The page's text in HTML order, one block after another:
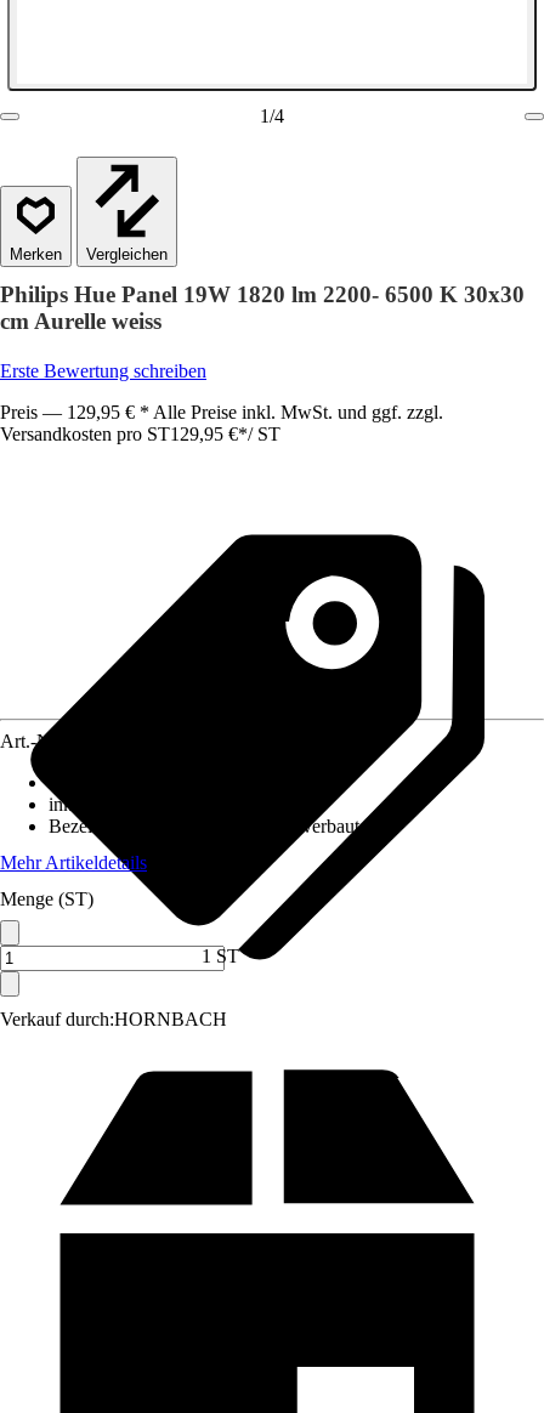
1/4
Vergleichen
Philips Hue Panel 19W 1820 lm 2200- 6500 K 30x30
cm Aurelle weiss
Erste Bewertung schreiben
Preis — 129,95 € * Alle Preise inkl. MwSt. und ggf. zzgl.
Versandkosten pro ST129,95 €*/ ST
Verkauf durch:HORNBACH
Art.-Nr.
inklusive Leuchtmittel
Bezeichnung Fassung
LED fest verbaut
Mehr Artikeldetails
Menge (ST)
1 ST